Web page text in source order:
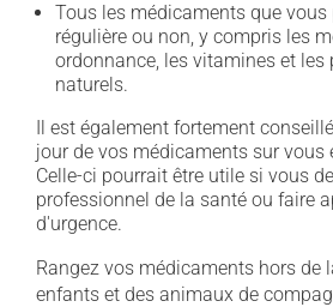
Tous les médicaments que vous
régulière ou non, y compris les
ordonnance, les vitamines et les
naturels.
Il est également fortement
jour de vos médicaments sur vous
Celle-ci pourrait être utile si vous
professionnel de la santé ou faire
d'urgence.
Rangez vos médicaments hors de
enfants et des animaux de